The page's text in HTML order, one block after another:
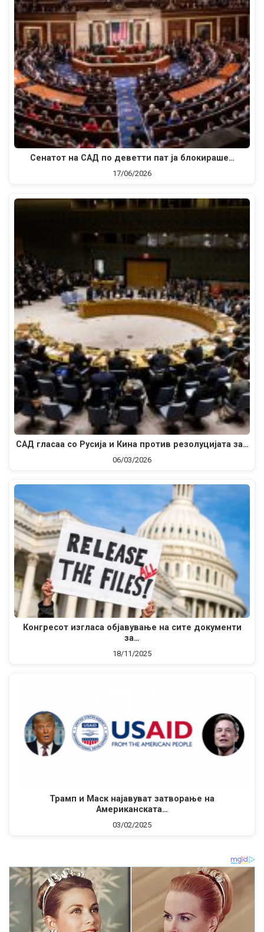
Сенатот на САД по деветти пат ја блокираше…
17/06/2026
САД гласаа со Русија и Кина против резолуцијата за…
06/03/2026
Конгресот изгласа објавување на сите документи
за…
18/11/2025
Трамп и Маск најавуват затворање на
Американската…
03/02/2025